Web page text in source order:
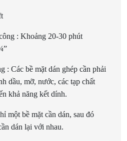
: Khoảng 20-30 phút
: Các bề mặt dán ghép cần phải
dầu, mỡ, nước, các tạp chất
khả năng kết dính.
một bề mặt cần dán, sau đó
dán lại với nhau.